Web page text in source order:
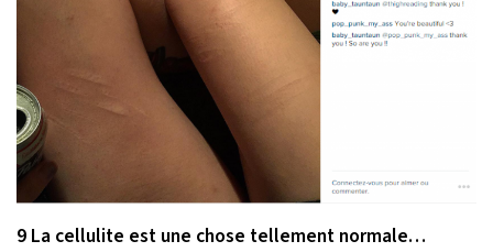
9 La cellulite est une chose tellement normale…